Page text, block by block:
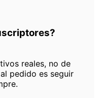
reales, no de
pedido es seguir